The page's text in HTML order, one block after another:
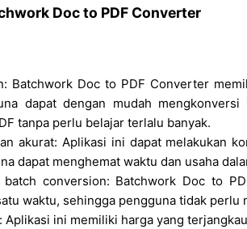
Doc to PDF Converter
Batchwork Doc to PDF Converter
dapat dengan mudah
tanpa perlu belajar terlalu banyak.
akurat: Aplikasi ini dapat melakukan
dapat menghemat waktu dan usaha
batch conversion: Batchwork Doc to
waktu, sehingga pengguna tidak
Aplikasi ini memiliki harga yang